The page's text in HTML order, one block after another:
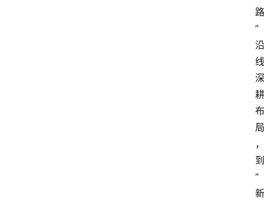
路
”
沿
线
深
耕
布
局
，
到
“
新